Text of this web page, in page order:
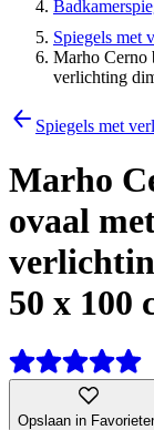
Spiegels met
Marho Cerno
verlichting
Spiegels met
Marho
ovaal
50 x 100
Opslaan in